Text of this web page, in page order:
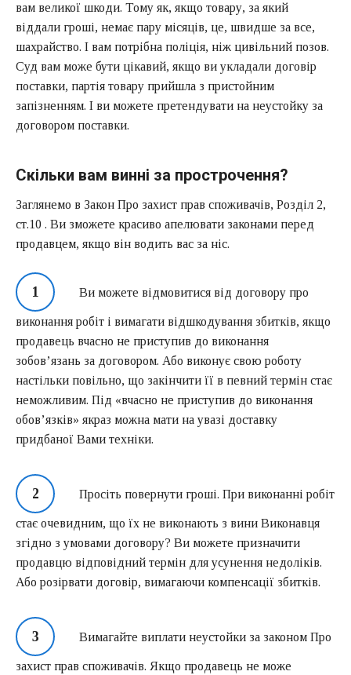
вам великої шкоди. Тому як, якщо товару, за який
віддали гроші, немає пару місяців, це, швидше за все,
шахрайство. І вам потрібна поліція, ніж цивільний позов.
Суд вам може бути цікавий, якщо ви укладали договір
поставки, партія товару прийшла з пристойним
запізненням. І ви можете претендувати на неустойку за
договором поставки.
Скільки вам винні за прострочення?
Заглянемо в Закон Про захист прав споживачів, Розділ 2,
ст.10 . Ви зможете красиво апелювати законами перед
продавцем, якщо він водить вас за ніс.
Ви можете відмовитися від договору про
виконання робіт і вимагати відшкодування збитків, якщо
продавець вчасно не приступив до виконання
зобов’язань за договором. Або виконує свою роботу
настільки повільно, що закінчити її в певний термін стає
неможливим. Під «вчасно не приступив до виконання
обов’язків» якраз можна мати на увазі доставку
придбаної Вами техніки.
Просіть повернути гроші. При виконанні робіт
стає очевидним, що їх не виконають з вини Виконавця
згідно з умовами договору? Ви можете призначити
продавцю відповідний термін для усунення недоліків.
Або розірвати договір, вимагаючи компенсації збитків.
Вимагайте виплати неустойки за законом Про
захист прав споживачів. Якщо продавець не може